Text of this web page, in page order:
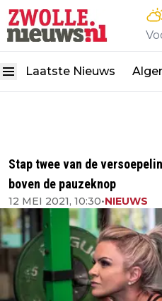
Laatste Nieuws
Stap twee van de
boven de pauzeknop
12 MEI 2021, 10:30•NIEUWS